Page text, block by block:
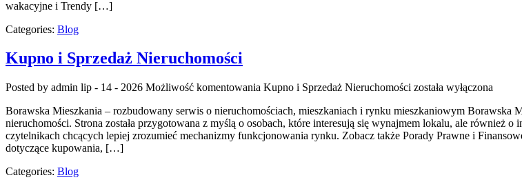
wakacyjne i Trendy […]
Categories: Blog
Kupno i Sprzedaż Nieruchomości
Posted by admin lip - 14 - 2026 Możliwość komentowania Kupno i Sprzedaż Nieruchomości została wyłączona
Borawska Mieszkania – rozbudowany serwis o nieruchomościach, mieszkaniach i rynku mieszkaniowym Borawska
nieruchomości. Strona została przygotowana z myślą o osobach, które interesują się wynajmem lokalu, ale również
czytelnikach chcących lepiej zrozumieć mechanizmy funkcjonowania rynku. Zobacz także Porady Prawne i
dotyczące kupowania, […]
Categories: Blog